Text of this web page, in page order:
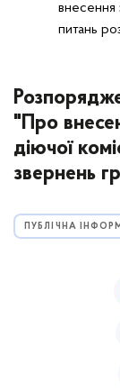
внесення
питань
"Про
діючої
звернень
ПУБЛІЧНА